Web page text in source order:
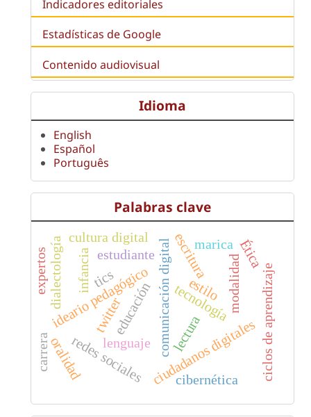
Indicadores editoriales
Estadísticas de Google
Contenido audiovisual
Idioma
English
Español
Português
Palabras clave
lenguaje
tecnología
comunicación digital
educación
tics
ciudadanos digitales
ideario pedagógico ciclos de aprendizaje
modalidad
redes sociales
estilo
lectura
escritura
oralidad
marica
dialectología
twitter
infancia estudiante
cultura digital
cibernética
expertos
carrera
Ética